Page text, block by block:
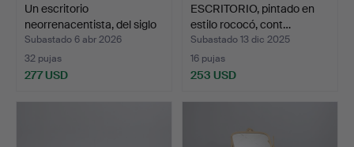
Un escritorio
neorrenacentista, del siglo
…
Subastado 6 abr 2026
32 pujas
277 USD
ESCRITORIO, pintado en
estilo rococó, cont…
Subastado 13 dic 2025
16 pujas
253 USD